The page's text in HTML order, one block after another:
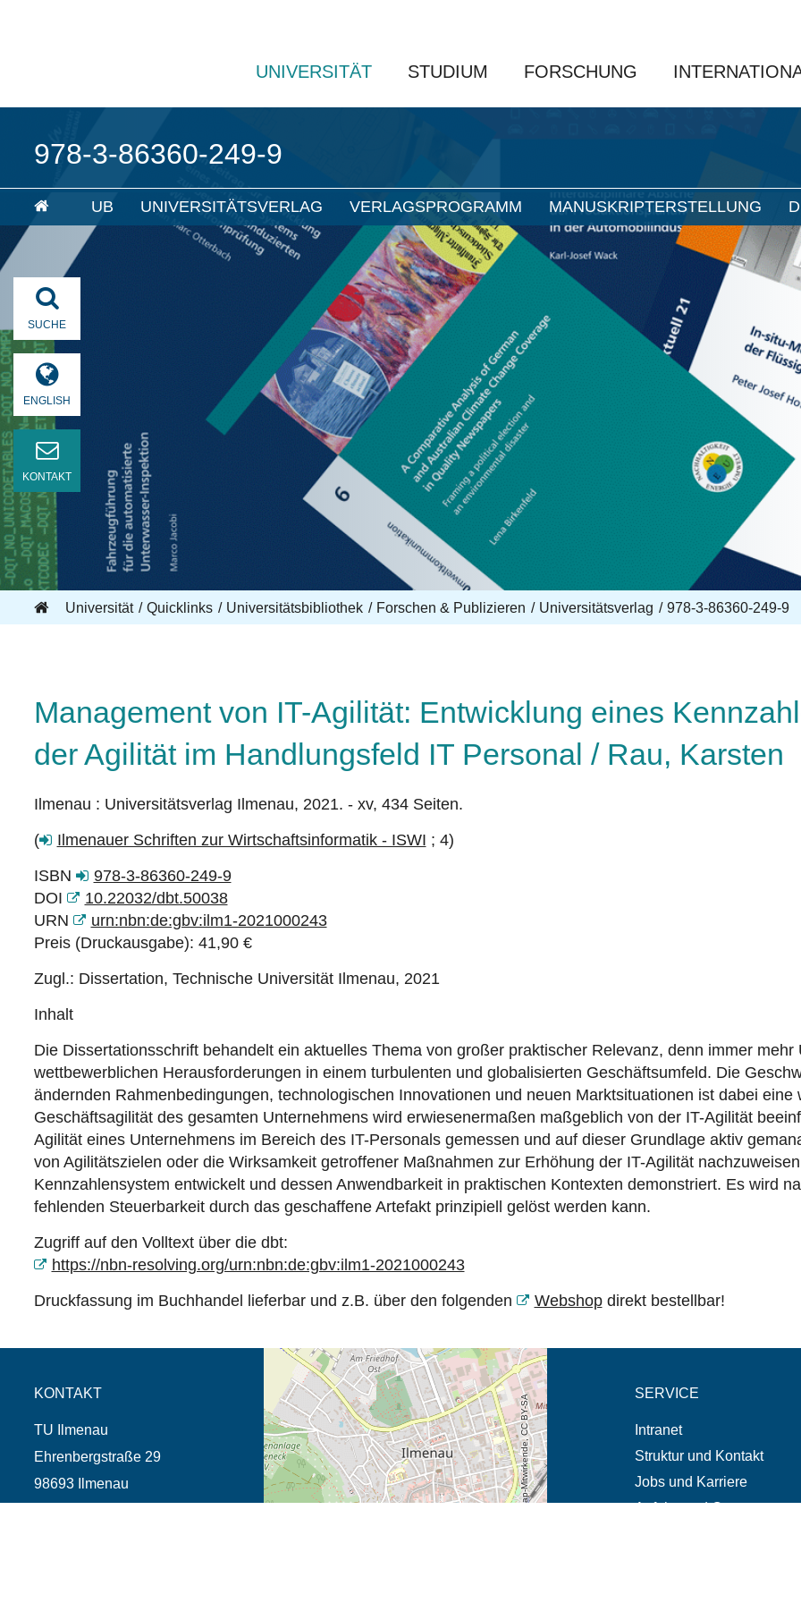
UNIVERSITÄT STUDIUM FORSCHUNG
978-3-86360-249-9
UB UNIVERSITÄTSVERLAG VERLAGSPROGRAMM MANUSKRIPTERSTELLUNG
SUCHE
ENGLISH
KONTAKT
Universität Quicklinks Universitätsbibliothek Forschen & Publizieren Universitätsverlag 978-3-86360-249-9
Management von IT-Agilität: Entwicklung eines
der Agilität im Handlungsfeld IT Personal / Rau, Karsten
Ilmenau : Universitätsverlag Ilmenau, 2021. - xv, 434 Seiten.
(
Ilmenauer Schriften zur Wirtschaftsinformatik - ISWI ; 4)
ISBN
978-3-86360-249-9
DOI
10.22032/dbt.50038
URN
urn:nbn:de:gbv:ilm1-2021000243
Preis (Druckausgabe): 41,90 €
Zugl.: Dissertation, Technische Universität Ilmenau, 2021
Inhalt
Die Dissertationsschrift behandelt ein aktuelles Thema von großer praktischer Relevanz, denn immer
wettbewerblichen Herausforderungen in einem turbulenten und globalisierten Geschäftsumfeld. Die
ändernden Rahmenbedingungen, technologischen Innovationen und neuen Marktsituationen ist dabei
Geschäftsagilität des gesamten Unternehmens wird erwiesenermaßen maßgeblich von der IT-Agilität
Agilität eines Unternehmens im Bereich des IT-Personals gemessen und auf dieser Grundlage aktiv
von Agilitätszielen oder die Wirksamkeit getroffener Maßnahmen zur Erhöhung der IT-Agilität
Kennzahlensystem entwickelt und dessen Anwendbarkeit in praktischen Kontexten demonstriert. Es wird
fehlenden Steuerbarkeit durch das geschaffene Artefakt prinzipiell gelöst werden kann.
Zugriff auf den Volltext über die dbt:
https://nbn-resolving.org/urn:nbn:de:gbv:ilm1-2021000243
Druckfassung im Buchhandel lieferbar und z.B. über den folgenden
Webshopdirekt bestellbar!
KONTAKT
TU Ilmenau
Ehrenbergstraße 29
98693 Ilmenau
Öffnet die Anfahrtsbeschreibung in neuem
Tab (Karte)
© OpenStreetMap-Mitwirkende, CC BY-SA SERVICE
Intranet
Struktur und Kontakt
Jobs und Karriere
Anfahrt und Campus